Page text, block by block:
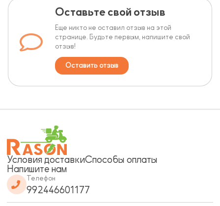
Оставьте свой отзыв
Еще никто не оставил отзыв на этой
странице. Будьте первым, напишите свой
отзыв!
Оставить отзыв
Условия доставкиСпособы оплаты
Напишите нам
Телефон
992446601177